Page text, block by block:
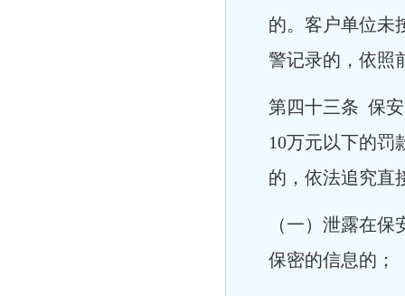
的。客户单位未
警记录的，依照
第四十三条 保
10万元以下的罚
的，依法追究直
（一）泄露在
保密的信息的；